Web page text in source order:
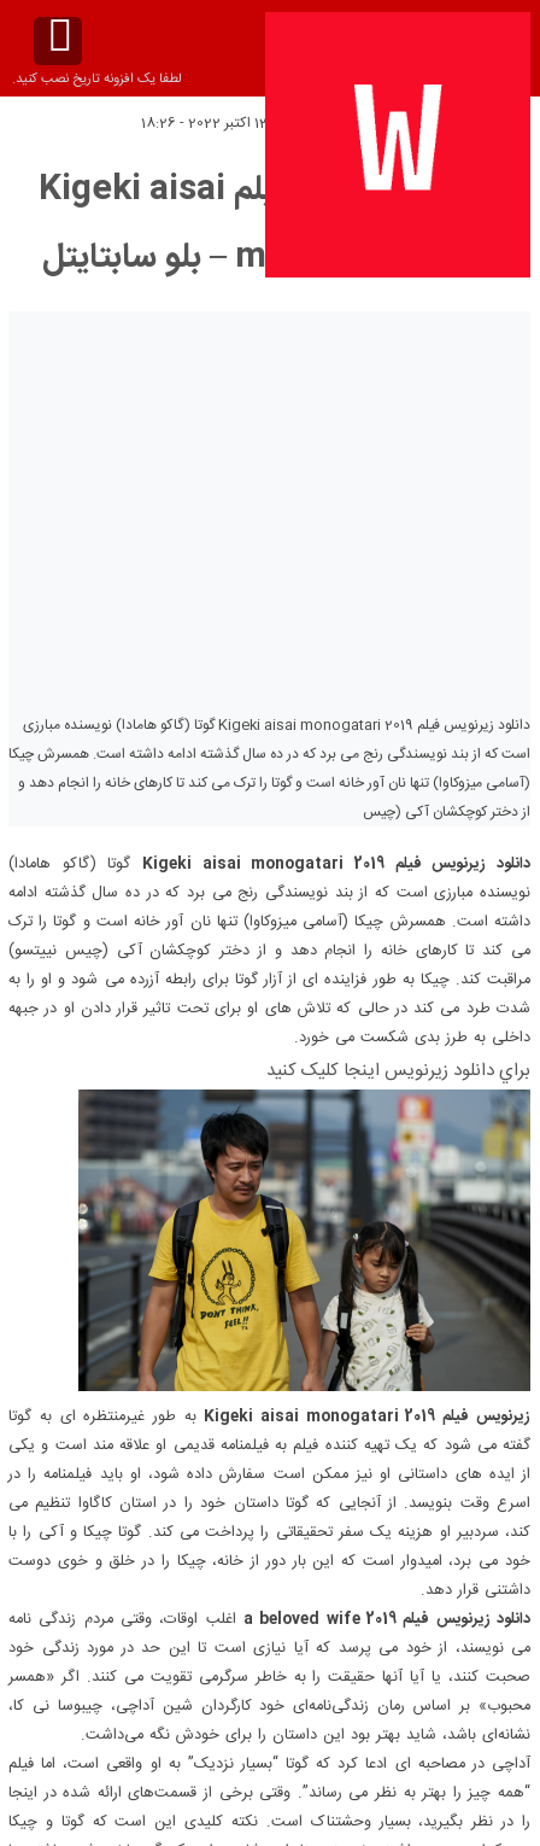
لطفا یک افزونه تاریخ نصب کنید.
تاریخ انتشار:
دانلود زیرنویس فیلم Kigeki aisai
monogatari 2019 – بلو سابتايتل
دانلود زیرنویس فیلم Kigeki aisai monogatari 2019 گوتا (گاکو هامادا) نویسنده مبارزی
است که از بند نویسندگی رنج می برد که در ده سال گذشته ادامه داشته است. همسرش چیکا
(آسامی میزوکاوا) تنها نان آور خانه است و گوتا را ترک می کند تا کارهای خانه را انجام دهد و
از دختر کوچکشان آکی (چیس
دانلود زیرنویس فیلم Kigeki aisai monogatari 2019
گوتا (گاکو هامادا)
نویسنده مبارزی است که از بند نویسندگی رنج می برد که در ده سال گذشته ادامه
داشته است. همسرش چیکا (آسامی میزوکاوا) تنها نان آور خانه است و گوتا را ترک
می کند تا کارهای خانه را انجام دهد و از دختر کوچکشان آکی (چیس نییتسو)
مراقبت کند. چیکا به طور فزاینده ای از آزار گوتا برای رابطه آزرده می شود و او را به
شدت طرد می کند در حالی که تلاش های او برای تحت تاثیر قرار دادن او در جبهه
داخلی به طرز بدی شکست می خورد.
براي دانلود زيرنويس اينجا کليک کنيد
زیرنویس فیلم Kigeki aisai monogatari 2019
به طور غیرمنتظره ای به گوتا
گفته می شود که یک تهیه کننده فیلم به فیلمنامه قدیمی او علاقه مند است و یکی
از ایده های داستانی او نیز ممکن است سفارش داده شود، او باید فیلمنامه را در
اسرع وقت بنویسد. از آنجایی که گوتا داستان خود را در استان کاگاوا تنظیم می
کند، سردبیر او هزینه یک سفر تحقیقاتی را پرداخت می کند. گوتا چیکا و آکی را با
خود می برد، امیدوار است که این بار دور از خانه، چیکا را در خلق و خوی دوست
داشتنی قرار دهد.
دانلود زیرنویس فیلم a beloved wife 2019
اغلب اوقات، وقتی مردم زندگی نامه
می نویسند، از خود می پرسد که آیا نیازی است تا این حد در مورد زندگی خود
صحبت کنند، یا آیا آنها حقیقت را به خاطر سرگرمی تقویت می کنند. اگر «همسر
محبوب» بر اساس رمان زندگی‌نامه‌ای خود کارگردان شین آداچی، چیبوسا نی کا،
نشانه‌ای باشد، شاید بهتر بود این داستان را برای خودش نگه می‌داشت.
آداچی در مصاحبه ای ادعا کرد که گوتا “بسیار نزدیک” به او واقعی است، اما فیلم
“همه چیز را بهتر به نظر می رساند”. وقتی برخی از قسمت‌های ارائه شده در اینجا
را در نظر بگیرید، بسیار وحشتناک است. نکته کلیدی این است که گوتا و چیکا